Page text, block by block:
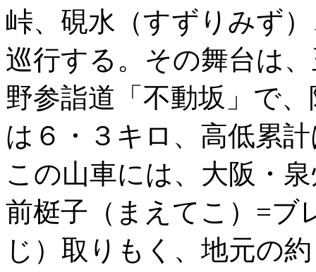
峠、硯水（すずりみず
巡行する。その舞台は
野参詣道「不動坂」で
は６・３キロ、高低累
この山車には、大阪・
前梃子（まえてこ）=ブ
じ）取りもく、地元の